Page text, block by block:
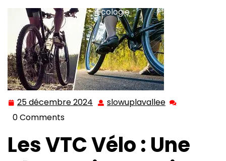
Écologie
25 décembre 2024 25 slowuplavallee slowuplavallee
0 Comments
Les VTC Vélo : Une